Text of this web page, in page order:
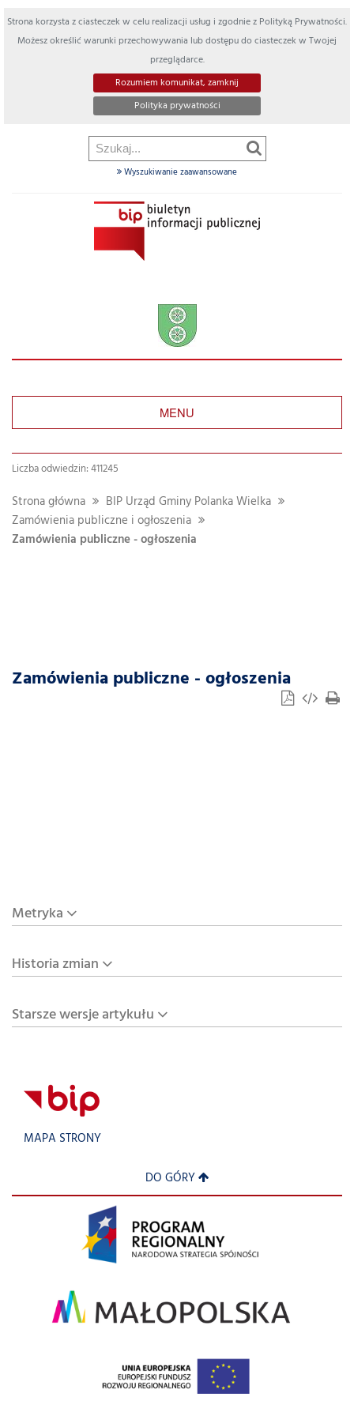
Strona korzysta z ciasteczek w celu realizacji usług i zgodnie z Polityką Prywatności.
Możesz określić warunki przechowywania lub dostępu do ciasteczek w Twojej
przeglądarce.
Rozumiem komunikat, zamknij
Polityka prywatności
Wyszukiwanie zaawansowane
MENU
Liczba odwiedzin: 411245
Strona główna
BIP Urząd Gminy Polanka Wielka
Zamówienia publiczne i ogłoszenia
Zamówienia publiczne - ogłoszenia
Zamówienia publiczne - ogłoszenia
Metryka
Historia zmian
Starsze wersje artykułu
MAPA STRONY
DO GÓRY